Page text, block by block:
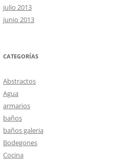
julio 2013
junio 2013
CATEGORÍAS
Abstractos
Agua
armarios
baños
baños galeria
Bodegones
Cocina